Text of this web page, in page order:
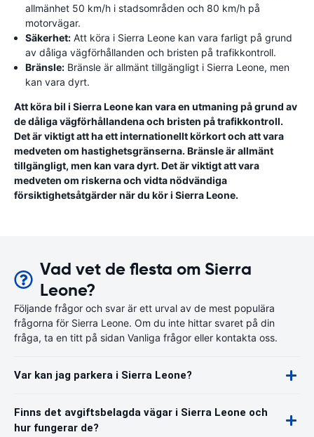
allmänhet 50 km/h i stadsområden och 80 km/h på
motorvägar.
Säkerhet: Att köra i Sierra Leone kan vara farligt på grund
av dåliga vägförhållanden och bristen på trafikkontroll.
Bränsle: Bränsle är allmänt tillgängligt i Sierra Leone, men
kan vara dyrt.
Att köra bil i Sierra Leone kan vara en utmaning på grund av
de dåliga vägförhållandena och bristen på trafikkontroll.
Det är viktigt att ha ett internationellt körkort och att vara
medveten om hastighetsgränserna. Bränsle är allmänt
tillgängligt, men kan vara dyrt. Det är viktigt att vara
medveten om riskerna och vidta nödvändiga
försiktighetsåtgärder när du kör i Sierra Leone.
Vad vet de flesta om Sierra
Leone?
Följande frågor och svar är ett urval av de mest populära
frågorna för Sierra Leone. Om du inte hittar svaret på din
fråga, ta en titt på sidan Vanliga frågor eller kontakta oss.
Var kan jag parkera i Sierra Leone?
Finns det avgiftsbelagda vägar i Sierra Leone och
hur fungerar de?